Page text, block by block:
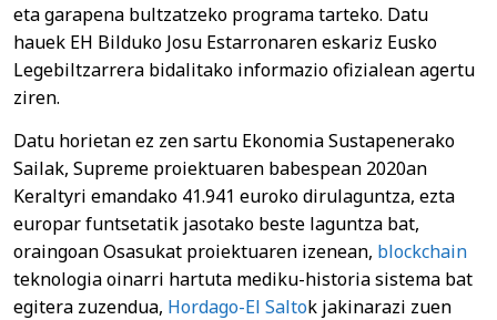
eta garapena bultzatzeko programa tarteko. Datu
hauek EH Bilduko Josu Estarronaren eskariz Eusko
Legebiltzarrera bidalitako informazio ofizialean agertu
ziren.
Datu horietan ez zen sartu Ekonomia Sustapenerako
Sailak, Supreme proiektuaren babespean 2020an
Keraltyri emandako 41.941 euroko dirulaguntza, ezta
europar funtsetatik jasotako beste laguntza bat,
oraingoan Osasukat proiektuaren izenean, blockchain
teknologia oinarri hartuta mediku-historia sistema bat
egitera zuzendua, Hordago-El Saltok jakinarazi zuen